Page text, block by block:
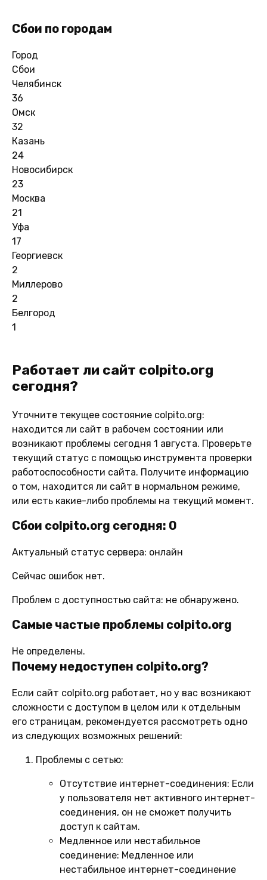
Сбои по городам
Город
Сбои
Челябинск
36
Омск
32
Казань
24
Новосибирск
23
Москва
21
Уфа
17
Георгиевск
2
Миллерово
2
Белгород
1
Работает ли сайт colpito.org
сегодня?
Уточните текущее состояние colpito.org:
находится ли сайт в рабочем состоянии или
возникают проблемы сегодня 1 августа. Проверьте
текущий статус с помощью инструмента проверки
работоспособности сайта. Получите информацию
о том, находится ли сайт в нормальном режиме,
или есть какие-либо проблемы на текущий момент.
Сбои colpito.org сегодня: 0
Актуальный статус сервера: онлайн
Сейчас ошибок нет.
Проблем с доступностью сайта: не обнаружено.
Самые частые проблемы colpito.org
Не определены.
Почему недоступен colpito.org?
Если сайт colpito.org работает, но у вас возникают
сложности с доступом в целом или к отдельным
его страницам, рекомендуется рассмотреть одно
из следующих возможных решений:
Проблемы с сетью:
Отсутствие интернет-соединения: Если
у пользователя нет активного интернет-
соединения, он не сможет получить
доступ к сайтам.
Медленное или нестабильное
соединение: Медленное или
нестабильное интернет-соединение